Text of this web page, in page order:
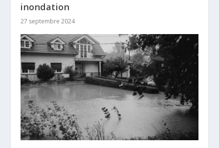
inondation
27 septembre 2024